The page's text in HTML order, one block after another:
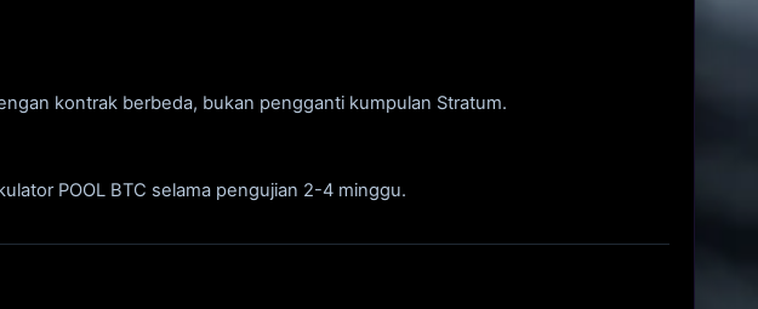
kontrak berbeda, bukan pengganti kumpulan Stratum.
POOL BTC selama pengujian 2-4 minggu.